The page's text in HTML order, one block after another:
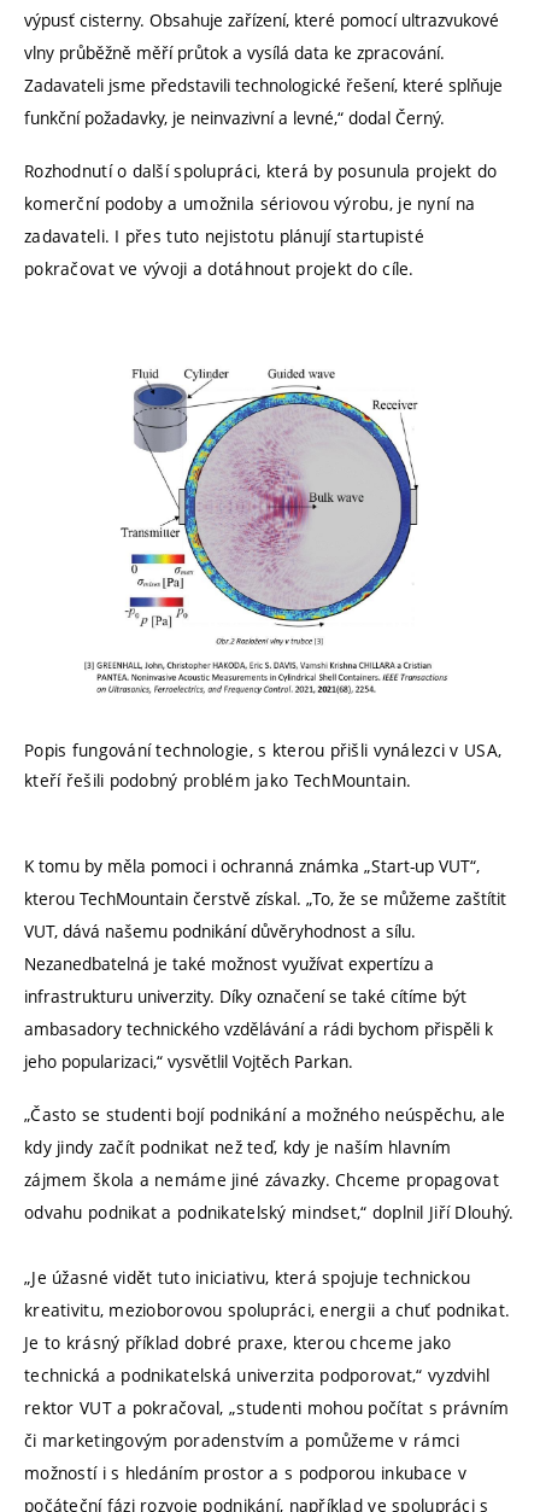
výpusť cisterny. Obsahuje zařízení, které pomocí ultrazvukové
vlny průběžně měří průtok a vysílá data ke zpracování.
Zadavateli jsme představili technologické řešení, které splňuje
funkční požadavky, je neinvazivní a levné,“ dodal Černý.
Rozhodnutí o další spolupráci, která by posunula projekt do
komerční podoby a umožnila sériovou výrobu, je nyní na
zadavateli. I přes tuto nejistotu plánují startupisté
pokračovat ve vývoji a dotáhnout projekt do cíle.
Popis fungování technologie, s kterou přišli vynálezci v USA,
kteří řešili podobný problém jako TechMountain.
K tomu by měla pomoci i ochranná známka „Start-up VUT“,
kterou TechMountain čerstvě získal. „To, že se můžeme zaštítit
VUT, dává našemu podnikání důvěryhodnost a sílu.
Nezanedbatelná je také možnost využívat expertízu a
infrastrukturu univerzity. Díky označení se také cítíme být
ambasadory technického vzdělávání a rádi bychom přispěli k
jeho popularizaci,“ vysvětlil Vojtěch Parkan.
„Často se studenti bojí podnikání a možného neúspěchu, ale
kdy jindy začít podnikat než teď, kdy je naším hlavním
zájmem škola a nemáme jiné závazky. Chceme propagovat
odvahu podnikat a podnikatelský mindset,“ doplnil Jiří Dlouhý.
„Je úžasné vidět tuto iniciativu, která spojuje technickou
kreativitu, mezioborovou spolupráci, energii a chuť podnikat.
Je to krásný příklad dobré praxe, kterou chceme jako
technická a podnikatelská univerzita podporovat,“ vyzdvihl
rektor VUT a pokračoval, „studenti mohou počítat s právním
či marketingovým poradenstvím a pomůžeme v rámci
možností i s hledáním prostor a s podporou inkubace v
počáteční fázi rozvoje podnikání, například ve spolupráci s